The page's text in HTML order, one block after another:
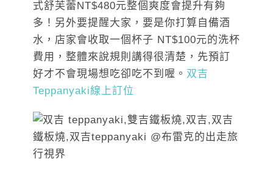
式舒芙蕾NT$480元整個爽度會提升有夠
多！另外要提醒大家，要是你打算自備酒
水，店家會收取一個杯子 NT$100元的洗杯
費用，整體來說規則講得很清楚，先預訂
好才不會現場想吃卻吃不到喔。 双吉
Teppanyaki線上訂位